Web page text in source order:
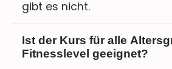
gibt es nicht.
Ist der Kurs für alle
Fitnesslevel geeignet?